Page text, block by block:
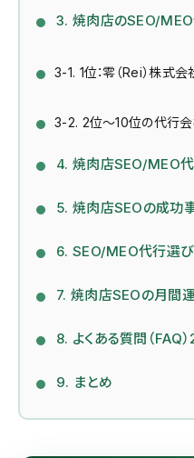
3. 焼肉店のSEO/
3-1. 1位：零（Rei）株式会
3-2. 2位〜10位の代行会
4. 焼肉店SEO/MEO
5. 焼肉店SEOの成功
6. SEO/MEO代行選
7. 焼肉店SEOの月間
8. よくある質問（FAQ
9. まとめ